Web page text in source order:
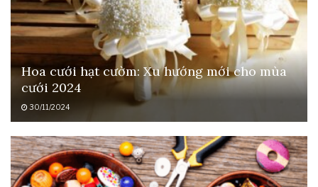
Hoa cưới hạt cườm: Xu hướng mới cho mùa
cưới 2024
30/11/2024